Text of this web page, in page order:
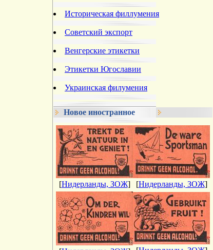
Историческая филлумения
Советский экспорт
Венгерские этикетки
Этикетки Югославии
Украинская филумения
Новое иностранное
[Нидерланды, ЗОЖ] [Нидерланды, ЗОЖ]